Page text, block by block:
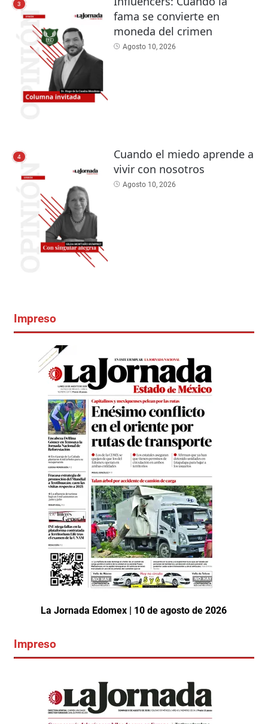
3
fama se convierte en
moneda del crimen
Agosto 10, 2026
4
Cuando el miedo aprende a
vivir con nosotros
Agosto 10, 2026
Impreso
La Jornada Edomex | 10 de agosto de 2026
Impreso